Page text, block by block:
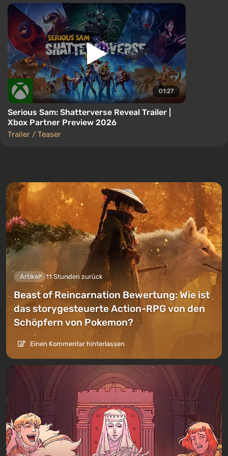
01:27
Serious Sam: Shatterverse Reveal Trailer |
Xbox Partner Preview 2026
Trailer / Teaser
Artikel 11 Stunden zurück
Beast of Reincarnation Bewertung: Wie ist
das storygesteuerte Action-RPG von den
Schöpfern von Pokemon?
Einen Kommentar hinterlassen